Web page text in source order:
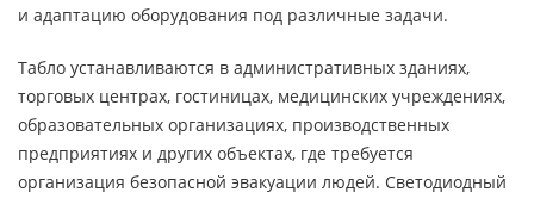
и адаптацию оборудования под различные задачи.
Табло устанавливаются в административных зданиях,
торговых центрах, гостиницах, медицинских учреждениях,
образовательных организациях, производственных
предприятиях и других объектах, где требуется
организация безопасной эвакуации людей. Светодиодный